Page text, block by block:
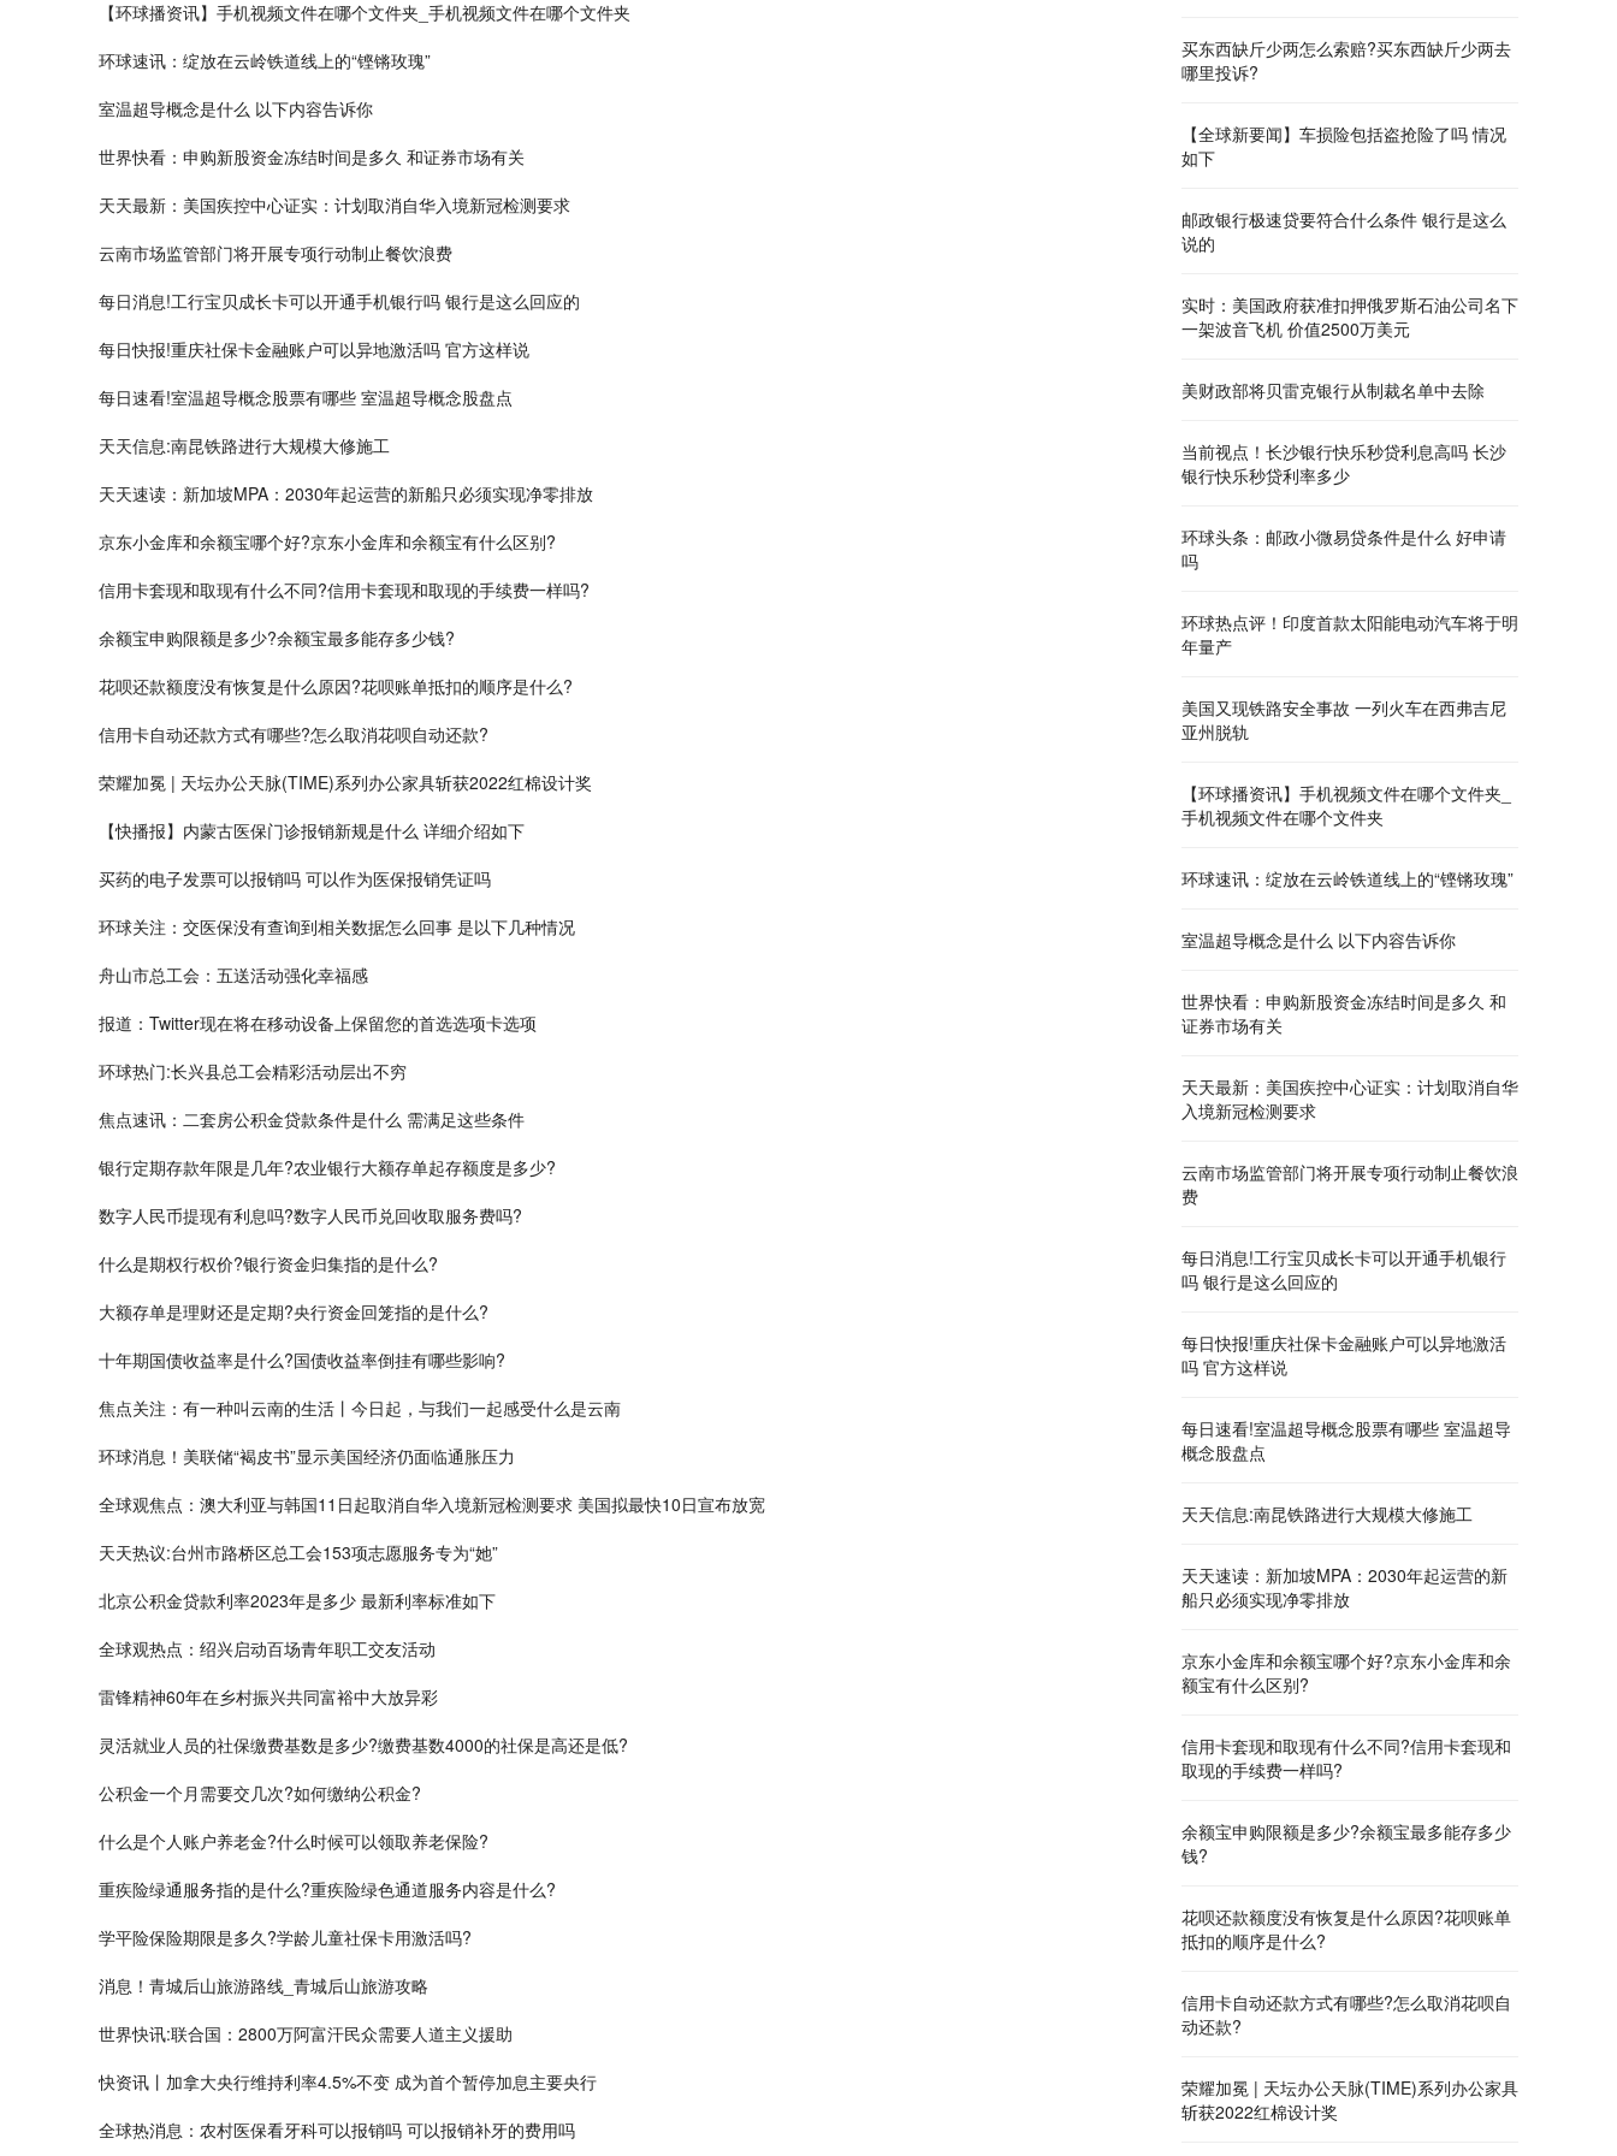
【环球播资讯】手机视频文件在哪个文件夹_手机视频文件在哪个文件夹
环球速讯：绽放在云岭铁道线上的“铿锵玫瑰”
室温超导概念是什么 以下内容告诉你
世界快看：申购新股资金冻结时间是多久 和证券市场有关
天天最新：美国疾控中心证实：计划取消自华入境新冠检测要求
云南市场监管部门将开展专项行动制止餐饮浪费
每日消息!工行宝贝成长卡可以开通手机银行吗 银行是这么回应的
每日快报!重庆社保卡金融账户可以异地激活吗 官方这样说
每日速看!室温超导概念股票有哪些 室温超导概念股盘点
天天信息:南昆铁路进行大规模大修施工
天天速读：新加坡MPA：2030年起运营的新船只必须实现净零排放
京东小金库和余额宝哪个好?京东小金库和余额宝有什么区别?
信用卡套现和取现有什么不同?信用卡套现和取现的手续费一样吗?
余额宝申购限额是多少?余额宝最多能存多少钱?
花呗还款额度没有恢复是什么原因?花呗账单抵扣的顺序是什么?
信用卡自动还款方式有哪些?怎么取消花呗自动还款?
荣耀加冕 | 天坛办公天脉(TIME)系列办公家具斩获2022红棉设计奖
【快播报】内蒙古医保门诊报销新规是什么 详细介绍如下
买药的电子发票可以报销吗 可以作为医保报销凭证吗
环球关注：交医保没有查询到相关数据怎么回事 是以下几种情况
舟山市总工会：五送活动强化幸福感
报道：Twitter现在将在移动设备上保留您的首选选项卡选项
环球热门:长兴县总工会精彩活动层出不穷
焦点速讯：二套房公积金贷款条件是什么 需满足这些条件
银行定期存款年限是几年?农业银行大额存单起存额度是多少?
​数字人民币提现有利息吗?数字人民币兑回收取服务费吗?
什么是​期权行权价?银行资金归集指的是什么?
大额存单是理财还是定期?央行资金回笼指的是什么?
​十年期国债收益率是什么?国债收益率倒挂有哪些影响?
焦点关注：有一种叫云南的生活丨今日起，与我们一起感受什么是云南
环球消息！美联储“褐皮书”显示美国经济仍面临通胀压力
全球观焦点：澳大利亚与韩国11日起取消自华入境新冠检测要求 美国拟最快10日宣布放宽
天天热议:台州市路桥区总工会153项志愿服务专为“她”
北京公积金贷款利率2023年是多少 最新利率标准如下
全球观热点：绍兴启动百场青年职工交友活动
雷锋精神60年在乡村振兴共同富裕中大放异彩
灵活就业人员的社保缴费基数是多少?缴费基数4000的社保是高还是低?
公积金一个月需要交几次?如何缴纳公积金?
​什么是个人账户养老金?什么时候可以领取养老保险?
重疾险绿通服务指的是什么?重疾险绿色通道服务内容是什么?
学平险保险期限是多久?学龄儿童社保卡用激活吗?
消息！青城后山旅游路线_青城后山旅游攻略
世界快讯:联合国：2800万阿富汗民众需要人道主义援助
快资讯丨加拿大央行维持利率4.5%不变 成为首个暂停加息主要央行
全球热消息：农村医保看牙科可以报销吗 可以报销补牙的费用吗
买东西缺斤少两怎么索赔?买东西缺斤少两去
哪里投诉?
【全球新要闻】车损险包括盗抢险了吗 情况
如下
邮政银行极速贷要符合什么条件 银行是这么
说的
实时：美国政府获准扣押俄罗斯石油公司名下
一架波音飞机 价值2500万美元
美财政部将贝雷克银行从制裁名单中去除
当前视点！长沙银行快乐秒贷利息高吗 长沙
银行快乐秒贷利率多少
环球头条：邮政小微易贷条件是什么 好申请
吗
环球热点评！印度首款太阳能电动汽车将于明
年量产
美国又现铁路安全事故 一列火车在西弗吉尼
亚州脱轨
【环球播资讯】手机视频文件在哪个文件夹_
手机视频文件在哪个文件夹
环球速讯：绽放在云岭铁道线上的“铿锵玫瑰”
室温超导概念是什么 以下内容告诉你
世界快看：申购新股资金冻结时间是多久 和
证券市场有关
天天最新：美国疾控中心证实：计划取消自华
入境新冠检测要求
云南市场监管部门将开展专项行动制止餐饮浪
费
每日消息!工行宝贝成长卡可以开通手机银行
吗 银行是这么回应的
每日快报!重庆社保卡金融账户可以异地激活
吗 官方这样说
每日速看!室温超导概念股票有哪些 室温超导
概念股盘点
天天信息:南昆铁路进行大规模大修施工
天天速读：新加坡MPA：2030年起运营的新
船只必须实现净零排放
京东小金库和余额宝哪个好?京东小金库和余
额宝有什么区别?
信用卡套现和取现有什么不同?信用卡套现和
取现的手续费一样吗?
余额宝申购限额是多少?余额宝最多能存多少
钱?
花呗还款额度没有恢复是什么原因?花呗账单
抵扣的顺序是什么?
信用卡自动还款方式有哪些?怎么取消花呗自
动还款?
荣耀加冕 | 天坛办公天脉(TIME)系列办公家具
斩获2022红棉设计奖